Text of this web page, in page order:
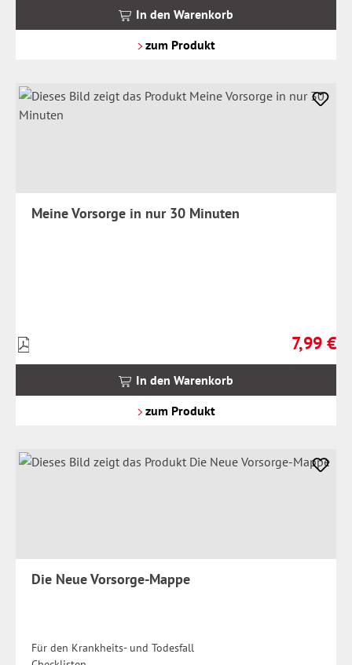
In den Warenkorb
zum Produkt
Meine Vorsorge in nur 30 Minuten
7,99 €
Preise
inkl.
In den Warenkorb
zum Produkt
Die Neue Vorsorge-Mappe
Für den Krankheits- und Todesfall